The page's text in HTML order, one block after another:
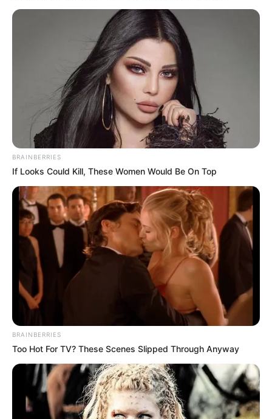
Top Inspired
BRAINBERRIES
If Looks Could Kill, These Women Would Be On Top
BRAINBERRIES
Too Hot For TV? These Scenes Slipped Through Anyway